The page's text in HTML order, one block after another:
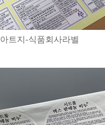
아트지-식품회사라벨